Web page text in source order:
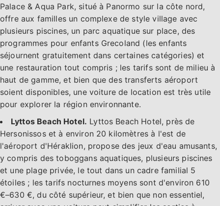
Palace & Aqua Park, situé à Panormo sur la côte nord,
offre aux familles un complexe de style village avec
plusieurs piscines, un parc aquatique sur place, des
programmes pour enfants Grecoland (les enfants
séjournent gratuitement dans certaines catégories) et
une restauration tout compris ; les tarifs sont de milieu à
haut de gamme, et bien que des transferts aéroport
soient disponibles, une voiture de location est très utile
pour explorer la région environnante.
Lyttos Beach Hotel. Lyttos Beach Hotel, près de
Hersonissos et à environ 20 kilomètres à l'est de
l'aéroport d'Héraklion, propose des jeux d'eau amusants,
y compris des toboggans aquatiques, plusieurs piscines
et une plage privée, le tout dans un cadre familial 5
étoiles ; les tarifs nocturnes moyens sont d'environ 610
€–630 €, du côté supérieur, et bien que non essentiel,